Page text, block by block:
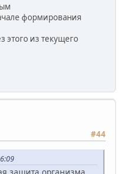
формирования
этого из текущего
#44